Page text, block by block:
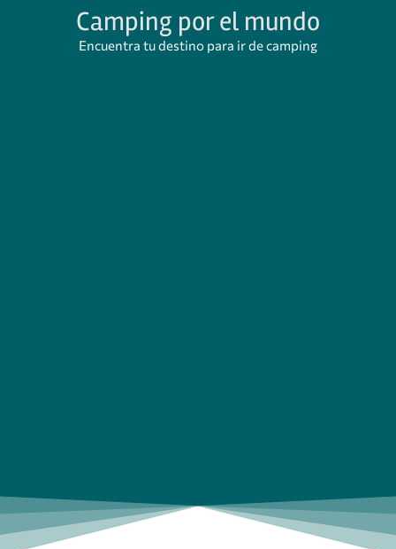
Camping por el mundo
Encuentra tu destino para ir de camping